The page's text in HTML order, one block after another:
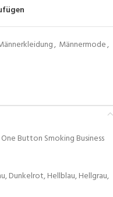
, Männermode,
Button Smoking Business
Dunkelrot, Hellblau, Hellgrau,